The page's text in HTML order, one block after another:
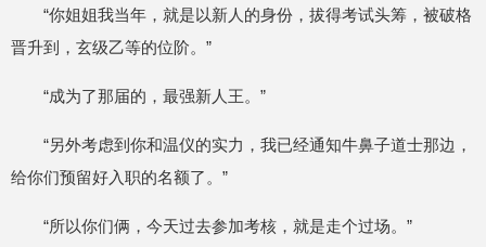
“你姐姐我当年，就是以新人的身份，拔得考试头筹，被破格
晋升到，玄级乙等的位阶。”
“成为了那届的，最强新人王。”
“另外考虑到你和温仪的实力，我已经通知牛鼻子道士那边，
给你们预留好入职的名额了。”
“所以你们俩，今天过去参加考核，就是走个过场。”